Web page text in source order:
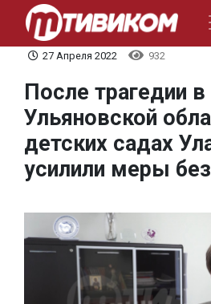
27 Апреля 2022 932
После трагедии в
Ульяновской
детских садах
усилили меры